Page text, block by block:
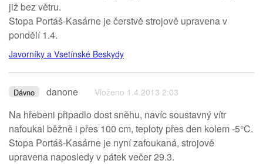
již bez větru.
Stopa Portáš-Kasárne je čerstvě strojově upravena v
pondělí 1.4.
Javorníky a Vsetínské Beskydy
Dávno danone Vloženo 1.4.2013 2:03
Na hřebeni připadlo dost sněhu, navíc soustavný vítr
nafoukal běžně i přes 100 cm, teploty přes den kolem -5°C.
Stopa Portáš-Kasárne je nyní zafoukaná, strojově
upravena naposledy v pátek večer 29.3.